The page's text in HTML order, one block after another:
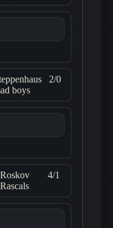
boys
2/0
Roskov
Rascals
4/1